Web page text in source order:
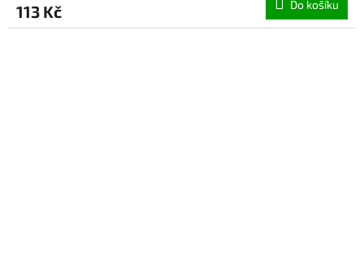
113 Kč Do košíku